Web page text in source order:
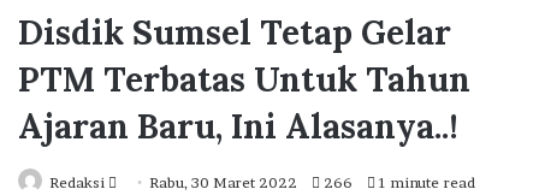
Disdik Sumsel Tetap Gelar
PTM Terbatas Untuk Tahun
Ajaran Baru, Ini Alasanya..!
Redaksi
SendRabu, 30 Maret 2022 266 1 minute read